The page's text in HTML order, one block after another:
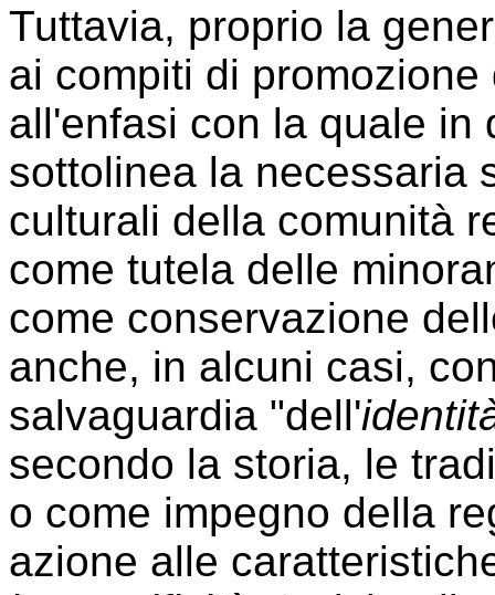
Tuttavia, proprio la
ai compiti di
all'enfasi con la quale in
sottolinea la necessaria
culturali della comunità
come tutela delle
come conservazione
anche, in alcuni casi,
salvaguardia "dell'
secondo la storia, le
o come impegno della
azione alle